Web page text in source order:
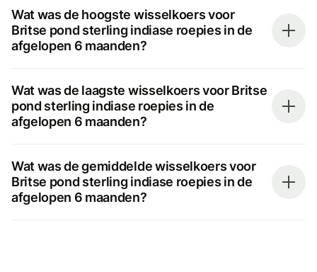
Wat was de hoogste wisselkoers voor
Britse pond sterling indiase roepies in de
afgelopen 6 maanden?
Wat was de laagste wisselkoers voor Britse
pond sterling indiase roepies in de
afgelopen 6 maanden?
Wat was de gemiddelde wisselkoers voor
Britse pond sterling indiase roepies in de
afgelopen 6 maanden?